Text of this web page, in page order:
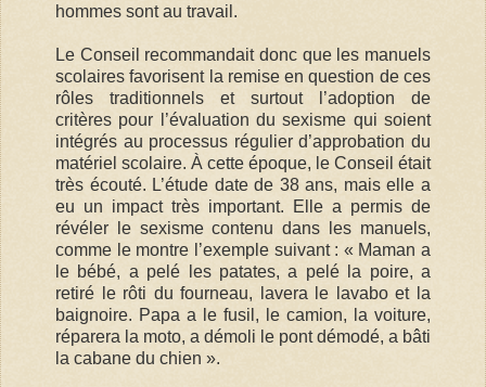
hommes sont au travail.
Le Conseil recommandait donc que les manuels
scolaires favorisent la remise en question de ces
rôles traditionnels et surtout l’adoption de
critères pour l’évaluation du sexisme qui soient
intégrés au processus régulier d’approbation du
matériel scolaire. À cette époque, le Conseil était
très écouté. L’étude date de 38 ans, mais elle a
eu un impact très important. Elle a permis de
révéler le sexisme contenu dans les manuels,
comme le montre l’exemple suivant : « Maman a
le bébé, a pelé les patates, a pelé la poire, a
retiré le rôti du fourneau, lavera le lavabo et la
baignoire. Papa a le fusil, le camion, la voiture,
réparera la moto, a démoli le pont démodé, a bâti
la cabane du chien ».